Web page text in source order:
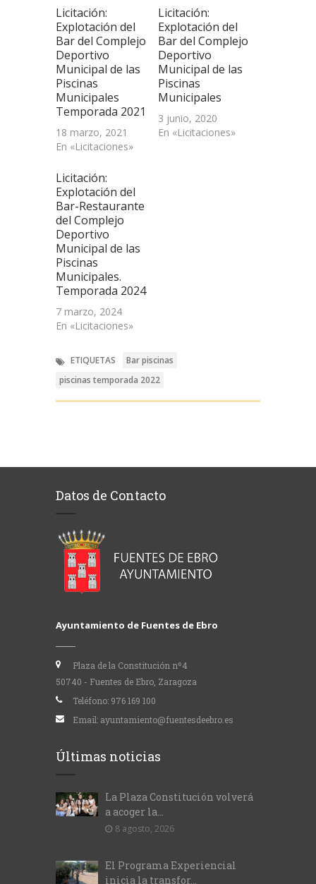
en
una
ventana
nueva)
Licitación:
Explotación del
Bar del Complejo
Deportivo
Municipal de las
Piscinas
Municipales
Temporada 2021
18 marzo, 2021
En «Licitaciones»
Licitación:
Explotación del
Bar del Complejo
Deportivo
Municipal de las
Piscinas
Municipales
3 junio, 2020
En «Licitaciones»
Licitación:
Explotación del
Bar-Restaurante
del Complejo
Deportivo
Municipal de las
Piscinas
Municipales.
Temporada 2024
7 marzo, 2024
En «Licitaciones»
ETIQUETAS
Bar piscinas
piscinas temporada 2022
Datos de Contacto
Ayuntamiento de Fuentes de Ebro
Plaza de la Constitución nº4
50740 - Fuentes de Ebro, Zaragoza
Teléfono: 976 169 100
Email: ayuntamiento@fuentesdeebro.es
Últimas noticias
La Plaza Constitución volverá
a acoger la...
8 agosto, 2026
El Programa Experiencial
inicia la transfor...